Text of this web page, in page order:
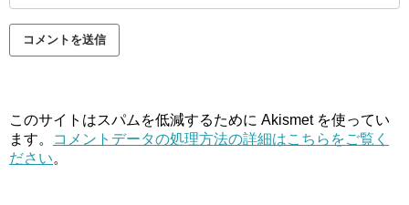
このサイトはスパムを低減するために Akismet を使ってい
ます。
コメントデータの処理方法の詳細はこちらをご覧く
ださい。